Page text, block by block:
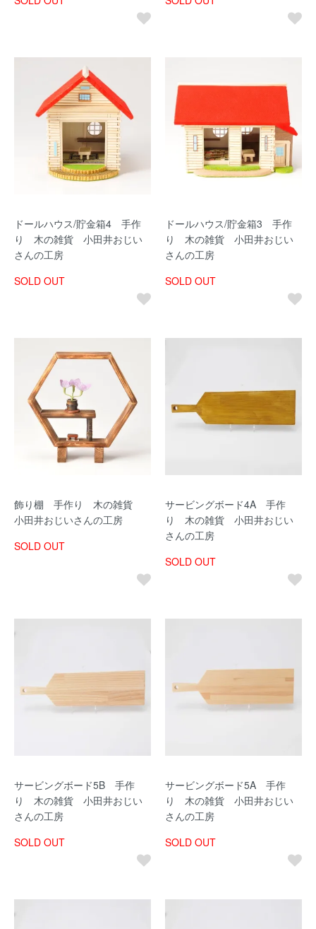
ドールハウス/貯金箱4 手作
り 木の雑貨 小田井おじい
さんの工房
SOLD OUT
ドールハウス/貯金箱3 手作
り 木の雑貨 小田井おじい
さんの工房
SOLD OUT
飾り棚 手作り 木の雑貨
小田井おじいさんの工房
SOLD OUT
サービングボード4A 手作
り 木の雑貨 小田井おじい
さんの工房
SOLD OUT
サービングボード5B 手作
り 木の雑貨 小田井おじい
さんの工房
SOLD OUT
サービングボード5A 手作
り 木の雑貨 小田井おじい
さんの工房
SOLD OUT